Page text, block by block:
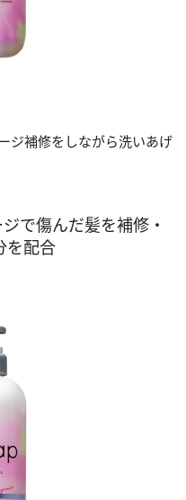
ジ補修をしながら洗いあげ
で傷んだ髪を補修・
を配合